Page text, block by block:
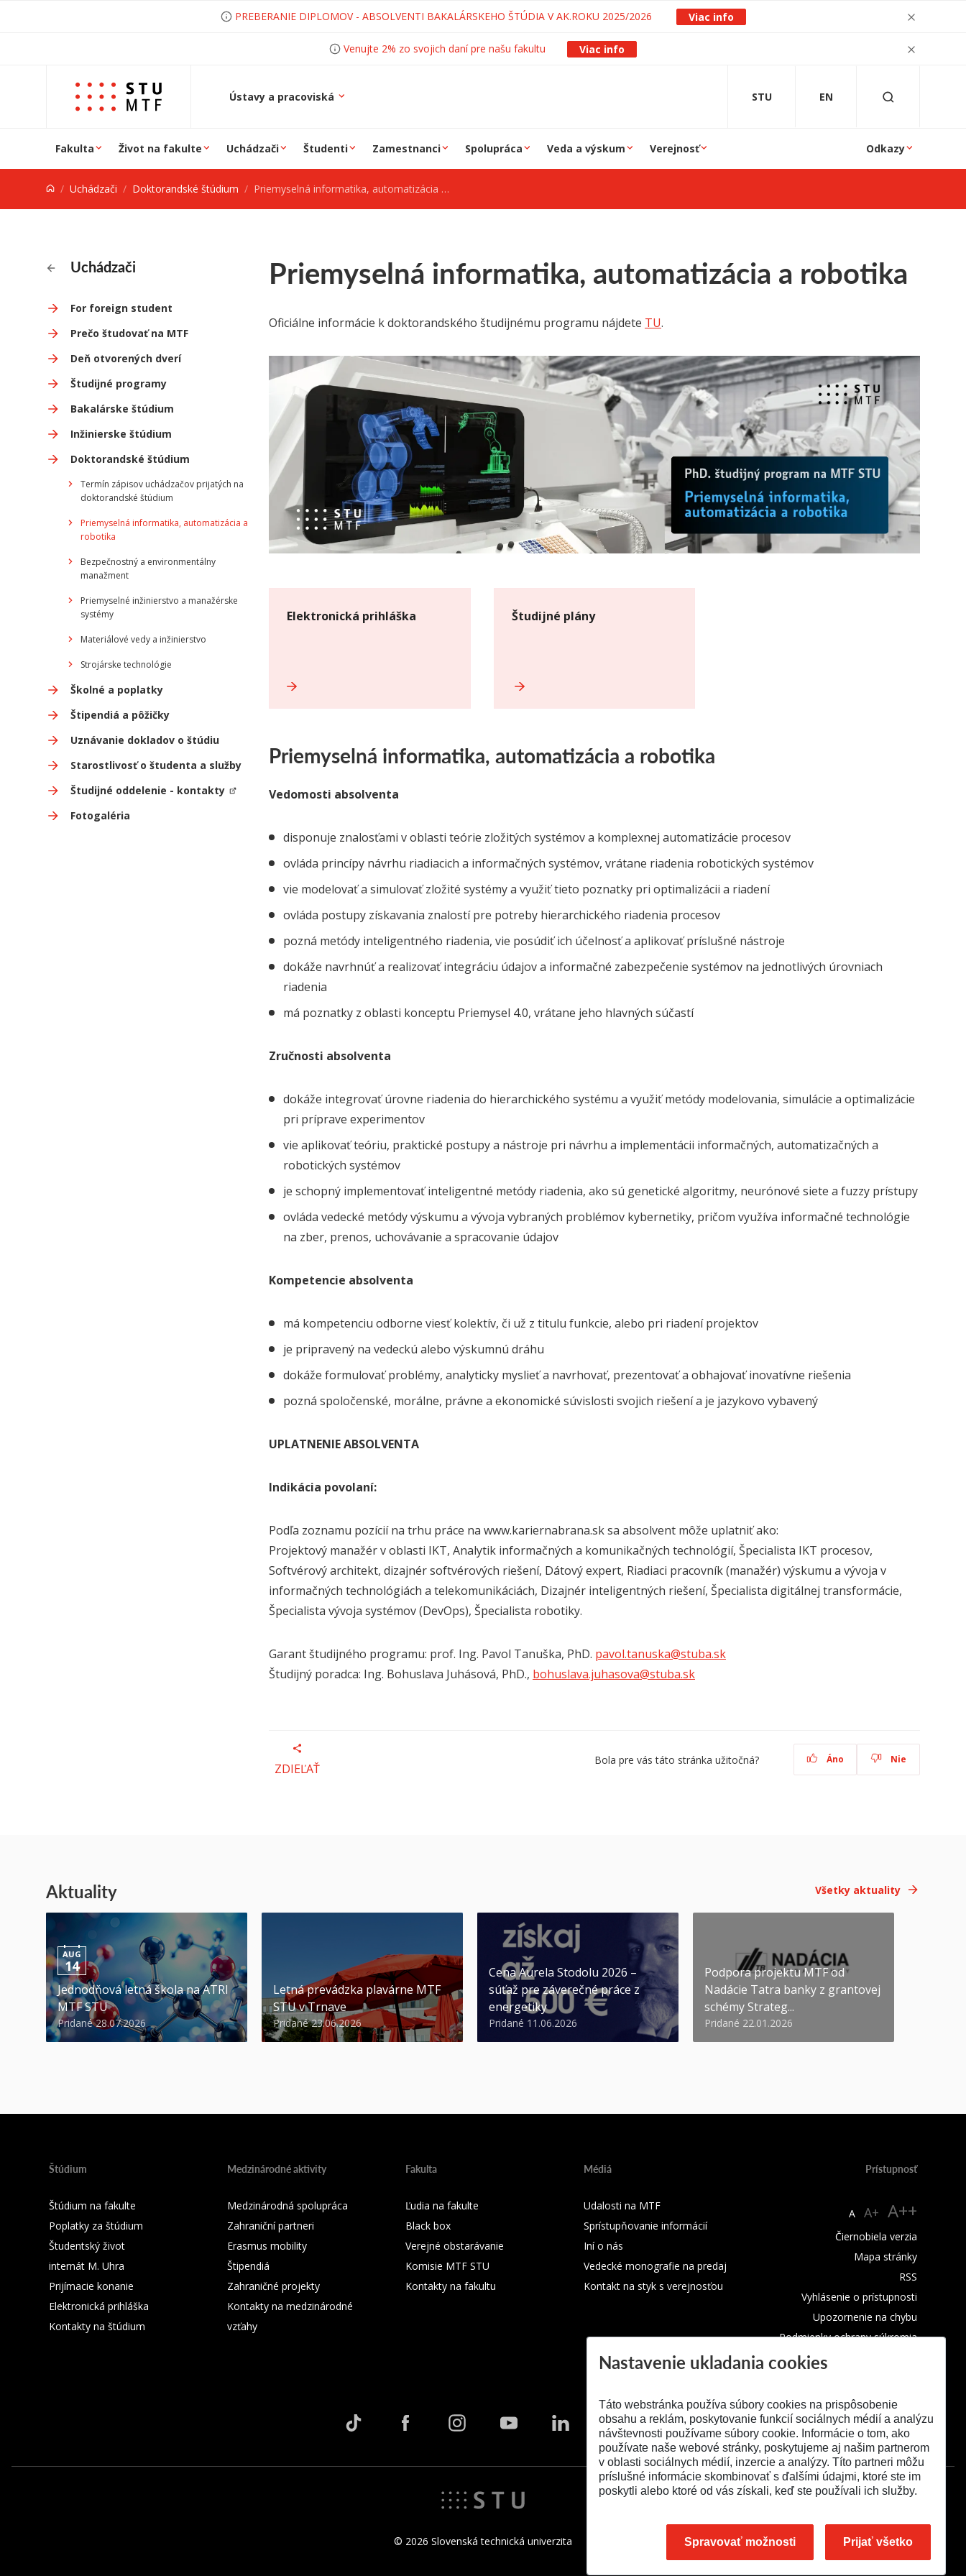
PREBERANIE DIPLOMOV - ABSOLVENTI BAKALÁRSKEHO ŠTÚDIA V AK.ROKU 2025/2026 Viac info
Venujte 2% zo svojich daní pre našu fakultu Viac info
Ústavy a pracoviská STU EN
Fakulta Život na fakulte Uchádzači Študenti Zamestnanci Spolupráca Veda a výskum Verejnosť Odkazy
Uchádzači Doktorandské štúdium Priemyselná informatika, automatizácia a robotika
Uchádzači
For foreign student
Prečo študovať na MTF
Deň otvorených dverí
Študijné programy
Bakalárske štúdium
Inžinierske štúdium
Doktorandské štúdium
Termín zápisov uchádzačov prijatých na
doktorandské štúdium
Priemyselná informatika, automatizácia a
robotika
Bezpečnostný a environmentálny
manažment
Priemyselné inžinierstvo a manažérske
systémy
Materiálové vedy a inžinierstvo
Strojárske technológie
Školné a poplatky
Štipendiá a pôžičky
Uznávanie dokladov o štúdiu
Starostlivosť o študenta a služby
Študijné oddelenie - kontakty
Fotogaléria
Priemyselná informatika, automatizácia a robotika
Oficiálne informácie k doktorandského študijnému programu nájdete TU.
Elektronická prihláška Študijné plány
Priemyselná informatika, automatizácia a robotika
Vedomosti absolventa
disponuje znalosťami v oblasti teórie zložitých systémov a komplexnej automatizácie procesov
ovláda princípy návrhu riadiacich a informačných systémov, vrátane riadenia robotických systémov
vie modelovať a simulovať zložité systémy a využiť tieto poznatky pri optimalizácii a riadení
ovláda postupy získavania znalostí pre potreby hierarchického riadenia procesov
pozná metódy inteligentného riadenia, vie posúdiť ich účelnosť a aplikovať príslušné nástroje
dokáže navrhnúť a realizovať integráciu údajov a informačné zabezpečenie systémov na jednotlivých úrovniach
riadenia
má poznatky z oblasti konceptu Priemysel 4.0, vrátane jeho hlavných súčastí
Zručnosti absolventa
dokáže integrovať úrovne riadenia do hierarchického systému a využiť metódy modelovania, simulácie a optimalizácie
pri príprave experimentov
vie aplikovať teóriu, praktické postupy a nástroje pri návrhu a implementácii informačných, automatizačných a
robotických systémov
je schopný implementovať inteligentné metódy riadenia, ako sú genetické algoritmy, neurónové siete a fuzzy prístupy
ovláda vedecké metódy výskumu a vývoja vybraných problémov kybernetiky, pričom využíva informačné technológie
na zber, prenos, uchovávanie a spracovanie údajov
Kompetencie absolventa
má kompetenciu odborne viesť kolektív, či už z titulu funkcie, alebo pri riadení projektov
je pripravený na vedeckú alebo výskumnú dráhu
dokáže formulovať problémy, analyticky myslieť a navrhovať, prezentovať a obhajovať inovatívne riešenia
pozná spoločenské, morálne, právne a ekonomické súvislosti svojich riešení a je jazykovo vybavený
UPLATNENIE ABSOLVENTA
Indikácia povolaní:
Podľa zoznamu pozícií na trhu práce na www.kariernabrana.sk sa absolvent môže uplatniť ako:
Projektový manažér v oblasti IKT, Analytik informačných a komunikačných technológií, Špecialista IKT procesov,
Softvérový architekt, dizajnér softvérových riešení, Dátový expert, Riadiaci pracovník (manažér) výskumu a vývoja v
informačných technológiách a telekomunikáciách, Dizajnér inteligentných riešení, Špecialista digitálnej transformácie,
Špecialista vývoja systémov (DevOps), Špecialista robotiky.
Garant študijného programu: prof. Ing. Pavol Tanuška, PhD. pavol.tanuska@stuba.sk
Študijný poradca: Ing. Bohuslava Juhásová, PhD., bohuslava.juhasova@stuba.sk
ZDIEĽAŤ
Bola pre vás táto stránka užitočná? Áno Nie
Aktuality Všetky aktuality
AUG
14
Jednodňová letná škola na ATRI
MTF STU
Pridané 28.07.2026
Letná prevádzka plavárne MTF
STU v Trnave
Pridané 23.06.2026
Cena Aurela Stodolu 2026 –
súťaž pre záverečné práce z
energetiky
Pridané 11.06.2026
Podpora projektu MTF od
Nadácie Tatra banky z grantovej
schémy Strateg...
Pridané 22.01.2026
Štúdium
Štúdium na fakulte
Poplatky za štúdium
Študentský život
internát M. Uhra
Prijímacie konanie
Elektronická prihláška
Kontakty na štúdium
Medzinárodné aktivity
Medzinárodná spolupráca
Zahraniční partneri
Erasmus mobility
Štipendiá
Zahraničné projekty
Kontakty na medzinárodné
vzťahy
Fakulta
Ľudia na fakulte
Black box
Verejné obstarávanie
Komisie MTF STU
Kontakty na fakultu
Médiá
Udalosti na MTF
Sprístupňovanie informácií
Iní o nás
Vedecké monografie na predaj
Kontakt na styk s verejnosťou
Prístupnosť
A A+ A++
Čiernobiela verzia
Mapa stránky
RSS
Vyhlásenie o prístupnosti
Upozornenie na chybu
Podmienky ochrany súkromia
© 2026 Slovenská technická univerzita
Nastavenie ukladania cookies
Táto webstránka používa súbory cookies na prispôsobenie
obsahu a reklám, poskytovanie funkcií sociálnych médií a analýzu
návštevnosti používame súbory cookie. Informácie o tom, ako
používate naše webové stránky, poskytujeme aj našim partnerom
v oblasti sociálnych médií, inzercie a analýzy. Títo partneri môžu
príslušné informácie skombinovať s ďalšími údajmi, ktoré ste im
poskytli alebo ktoré od vás získali, keď ste používali ich služby.
Spravovať možnosti Prijať všetko